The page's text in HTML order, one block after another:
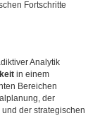
Fortschritte
Analytik
in einem
Bereichen
der
der strategischen